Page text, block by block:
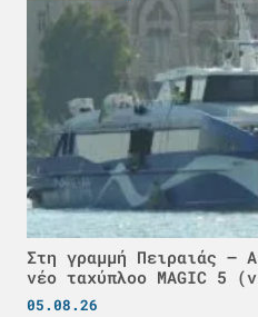
Στη γραμμή Πειραιάς –
νέο ταχύπλοο MAGIC 5
05.08.26